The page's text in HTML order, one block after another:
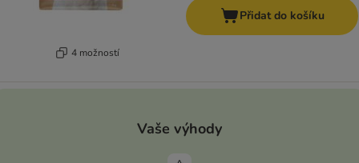
4 možností
Přidat do košíku
Vaše výhody